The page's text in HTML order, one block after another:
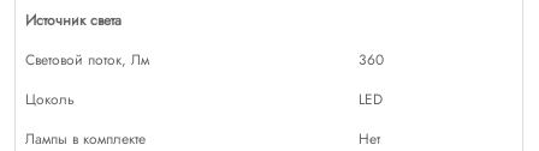
Источник света
Световой поток, Лм
360
Цоколь
LED
Лампы в комплекте
Нет